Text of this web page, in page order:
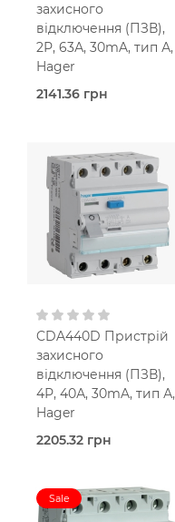
захисного
відключення (ПЗВ),
2Р, 63А, 30mA, тип А,
Hager
2141.36 грн
63,0 Ампер
2-мод.
25 мм2
30 мА
230V AC
CDA440D Пристрій
захисного
відключення (ПЗВ),
4Р, 40А, 30mA, тип А,
Hager
2205.32 грн
40,0 Ампер
Sale